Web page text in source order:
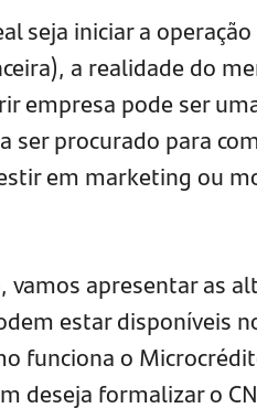
seja iniciar a
a realidade do
empresa pode ser
ser procurado para
em marketing ou
vamos apresentar as
estar disponíveis
funciona o
deseja formalizar o